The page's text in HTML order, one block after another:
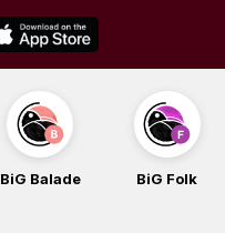
BiG Balade BiG Folk